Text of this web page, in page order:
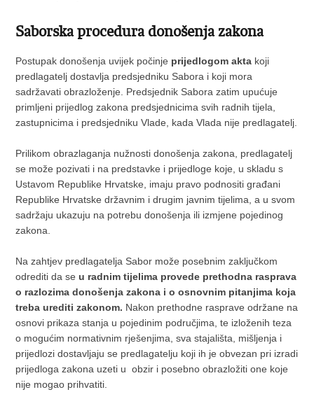
Saborska procedura donošenja zakona
Postupak donošenja uvijek počinje prijedlogom akta koji
predlagatelj dostavlja predsjedniku Sabora i koji mora
sadržavati obrazloženje. Predsjednik Sabora zatim upućuje
primljeni prijedlog zakona predsjednicima svih radnih tijela,
zastupnicima i predsjedniku Vlade, kada Vlada nije predlagatelj.
Prilikom obrazlaganja nužnosti donošenja zakona, predlagatelj
se može pozivati i na predstavke i prijedloge koje, u skladu s
Ustavom Republike Hrvatske, imaju pravo podnositi građani
Republike Hrvatske državnim i drugim javnim tijelima, a u svom
sadržaju ukazuju na potrebu donošenja ili izmjene pojedinog
zakona.
Na zahtjev predlagatelja Sabor može posebnim zaključkom
odrediti da seu radnim tijelima provede prethodna rasprava
o razlozima donošenja zakona i o osnovnim pitanjima koja
treba urediti zakonom. Nakon prethodne rasprave održane na
osnovi prikaza stanja u pojedinim područjima, te izloženih teza
o mogućim normativnim rješenjima, sva stajališta, mišljenja i
prijedlozi dostavljaju se predlagatelju koji ih je obvezan pri izradi
prijedloga zakona uzeti u obzir i posebno obrazložiti one koje
nije mogao prihvatiti.